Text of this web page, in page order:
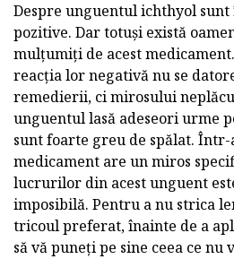
Despre unguentul ichthyol
pozitive. Dar totuși există
mulțumiți de acest
reacția lor negativă nu se
remedierii, ci mirosului
unguentul lasă adeseori urme
sunt foarte greu de spălat. Într-
medicament are un miros
lucrurilor din acest unguent
imposibilă. Pentru a nu strica
tricoul preferat, înainte de a
să vă puneți pe sine ceea ce nu